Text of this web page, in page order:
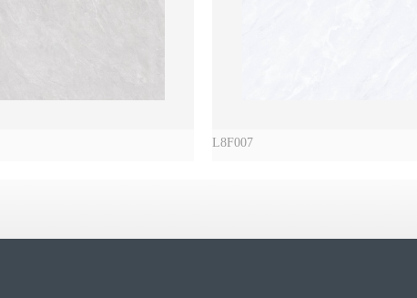
L8F007